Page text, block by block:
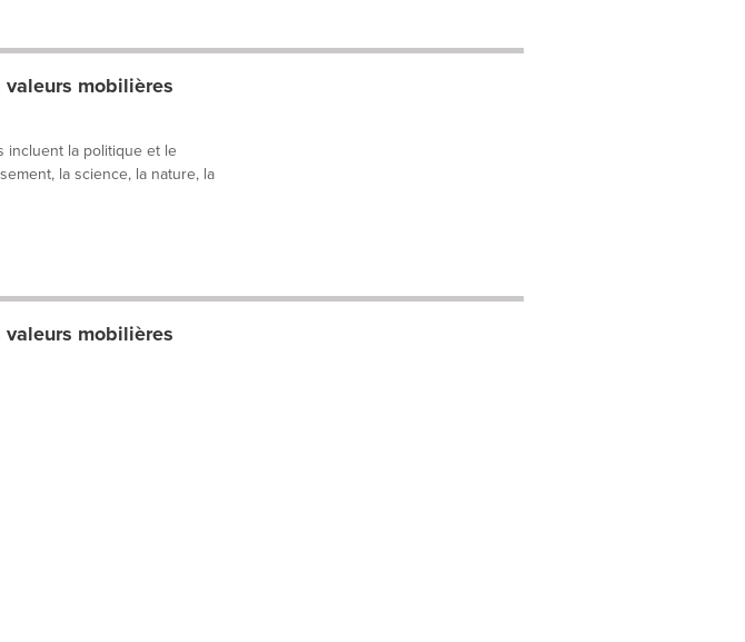
mobilières
incluent la politique et le
la science, la nature, la
mobilières